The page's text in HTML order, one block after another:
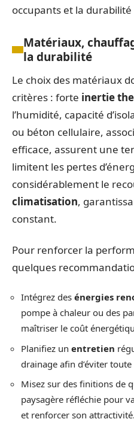
occupants et la
Matériaux,
la durabilité
Le choix des matériaux
critères : forte inertie
l’humidité, capacité
ou béton cellulaire,
efficace, assurent une
limitent les pertes
considérablement le
climatisation,
constant.
Pour renforcer la
quelques
Intégrez des énergies
pompe à chaleur ou des
maîtriser le coût
Planifiez un entretien
drainage afin d’éviter
Misez sur des finitions de
paysagère réfléchie pour
et renforcer son attractivité.